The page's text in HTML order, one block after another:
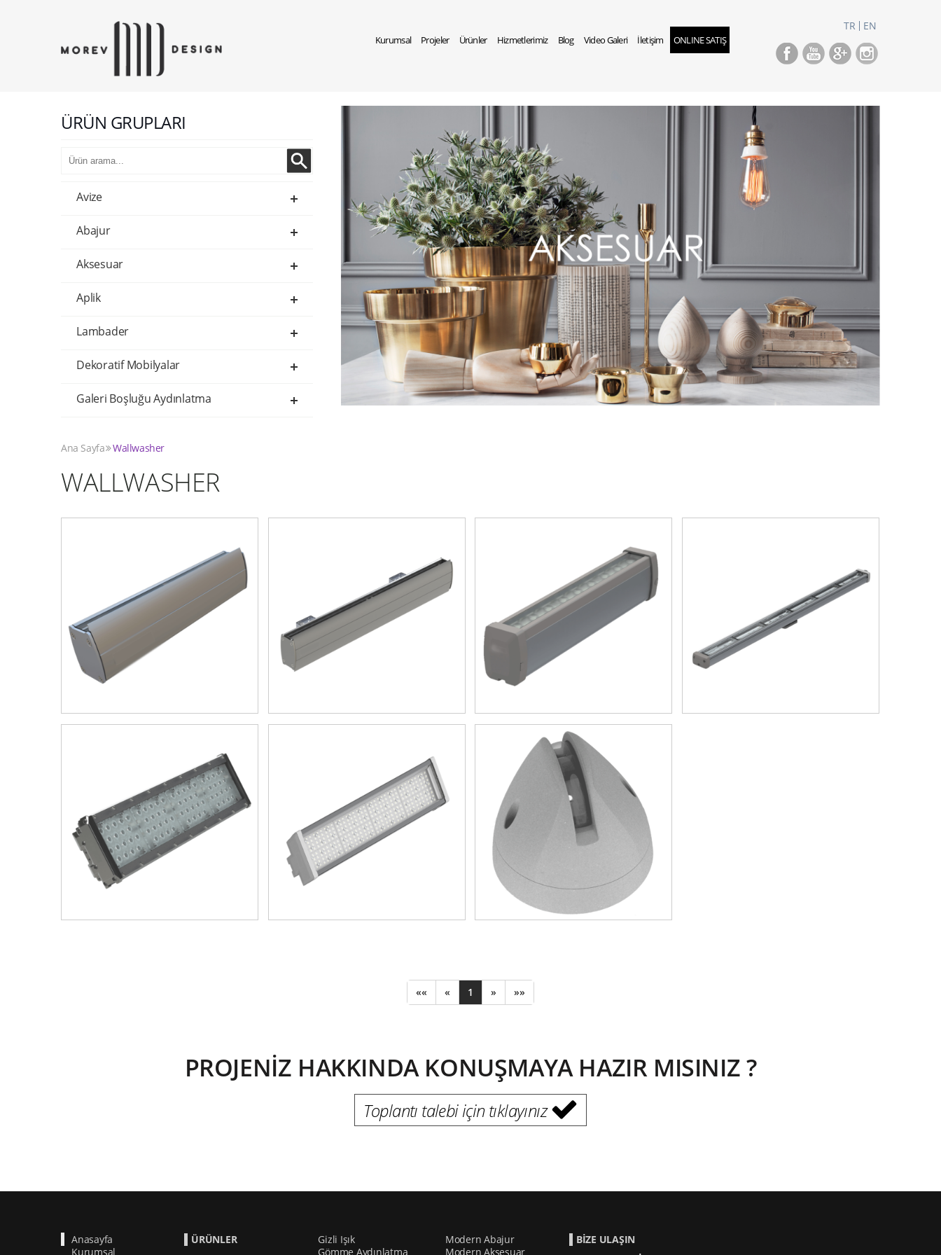
Kurumsal Projeler Ürünler Hizmetlerimiz Blog Video Galeri İletişim ONLINE SATIŞ
TR EN
ÜRÜN GRUPLARI
Avize
Abajur
Aksesuar
Aplik
Lambader
Dekoratif Mobilyalar
Galeri Boşluğu Aydınlatma
Ana Sayfa Wallwasher
WALLWASHER
«« « 1 » »»
PROJENİZ HAKKINDA KONUŞMAYA HAZIR MISINIZ ?
Toplantı talebi için tıklayınız
Anasayfa
Kurumsal
ÜRÜNLER
Gizli Işık
Gömme Aydınlatma
Modern Abajur
Modern Aksesuar
BİZE ULAŞIN